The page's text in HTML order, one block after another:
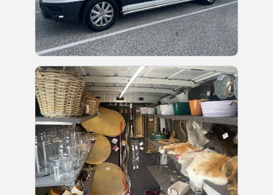
Potten & vazen
Decoratie
Sfeer verlichting
Mand + Bak
ijzer + Zink
Kaart en Vaas
Love & Liefde
Zijde Bloemen